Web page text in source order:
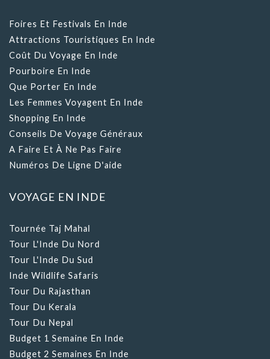
Foires Et Festivals En Inde
Attractions Touristiques En Inde
Coût Du Voyage En Inde
Pourboire En Inde
Que Porter En Inde
Les Femmes Voyagent En Inde
Shopping En Inde
Conseils De Voyage Généraux
A Faire Et À Ne Pas Faire
Numéros De Ligne D'aide
VOYAGE EN INDE
Tournée Taj Mahal
Tour L'Inde Du Nord
Tour L'Inde Du Sud
Inde Wildlife Safaris
Tour Du Rajasthan
Tour Du Kerala
Tour Du Nepal
Budget 1 Semaine En Inde
Budget 2 Semaines En Inde